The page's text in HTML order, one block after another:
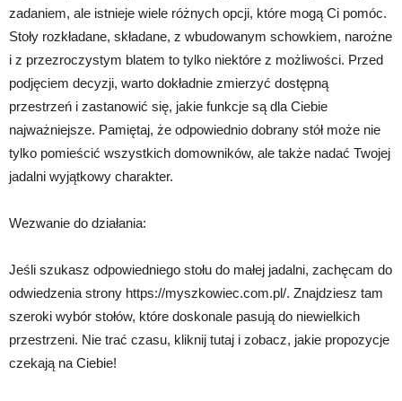
zadaniem, ale istnieje wiele różnych opcji, które mogą Ci pomóc.
Stoły rozkładane, składane, z wbudowanym schowkiem, narożne
i z przezroczystym blatem to tylko niektóre z możliwości. Przed
podjęciem decyzji, warto dokładnie zmierzyć dostępną
przestrzeń i zastanowić się, jakie funkcje są dla Ciebie
najważniejsze. Pamiętaj, że odpowiednio dobrany stół może nie
tylko pomieścić wszystkich domowników, ale także nadać Twojej
jadalni wyjątkowy charakter.
Wezwanie do działania:
Jeśli szukasz odpowiedniego stołu do małej jadalni, zachęcam do
odwiedzenia strony https://myszkowiec.com.pl/. Znajdziesz tam
szeroki wybór stołów, które doskonale pasują do niewielkich
przestrzeni. Nie trać czasu, kliknij tutaj i zobacz, jakie propozycje
czekają na Ciebie!